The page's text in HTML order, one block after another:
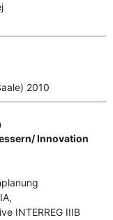
2010
Innovation
INTERREG IIIB